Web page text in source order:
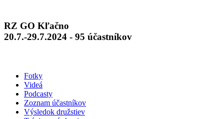
RZ GO Kľačno
20.7.-29.7.2024 - 95 účastníkov
Fotky
Videá
Podcasty
Zoznam účastníkov
Výsledok družstiev